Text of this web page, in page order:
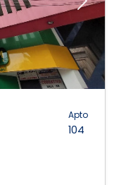
Next
Apto
104